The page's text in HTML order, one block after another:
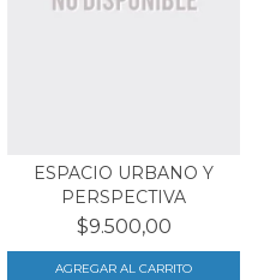
ESPACIO URBANO Y
PERSPECTIVA
$9.500,00